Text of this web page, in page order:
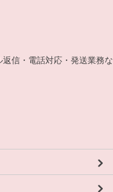
信・電話対応・発送業務な